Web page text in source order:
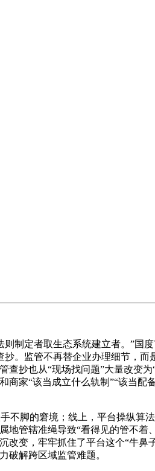
定者取生态系统建立者。”国
。监管不再替企业办理细节，
抄也从“现场找问题”大量改变
家“该当成立什么轨制”“该当配
脚的窘境；线上，平台操纵算
管辖准绳导致“看得见的管不
变，牢牢抓住了平台这个“牛
破解跨区域监管难题。